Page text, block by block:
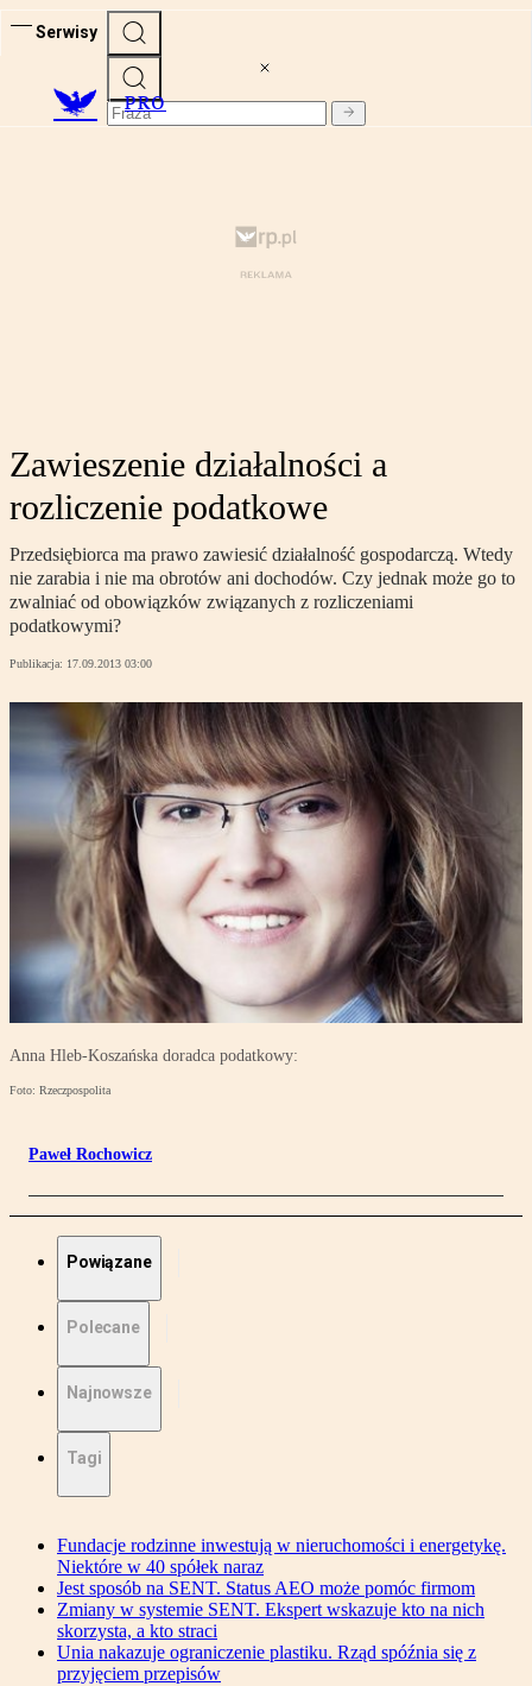
Serwisy
PRO
Zawieszenie działalności a
rozliczenie podatkowe
Przedsiębiorca ma prawo zawiesić działalność gospodarczą. Wtedy
nie zarabia i nie ma obrotów ani dochodów. Czy jednak może go to
zwalniać od obowiązków związanych z rozliczeniami
podatkowymi?
Publikacja: 17.09.2013 03:00
Anna Hleb-Koszańska doradca podatkowy:
Foto: Rzeczpospolita
Paweł Rochowicz
Powiązane
Polecane
Najnowsze
Tagi
Fundacje rodzinne inwestują w nieruchomości i energetykę.
Niektóre w 40 spółek naraz
Jest sposób na SENT. Status AEO może pomóc firmom
Zmiany w systemie SENT. Ekspert wskazuje kto na nich
skorzysta, a kto straci
Unia nakazuje ograniczenie plastiku. Rząd spóźnia się z
przyjęciem przepisów